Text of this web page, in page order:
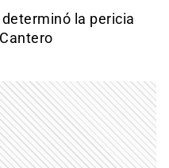
la pericia